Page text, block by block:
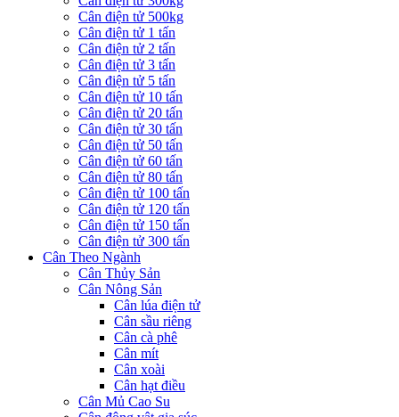
Cân điện tử 500kg
Cân điện tử 1 tấn
Cân điện tử 2 tấn
Cân điện tử 3 tấn
Cân điện tử 5 tấn
Cân điện tử 10 tấn
Cân điện tử 20 tấn
Cân điện tử 30 tấn
Cân điện tử 50 tấn
Cân điện tử 60 tấn
Cân điện tử 80 tấn
Cân điện tử 100 tấn
Cân điện tử 120 tấn
Cân điện tử 150 tấn
Cân điện tử 300 tấn
Cân Theo Ngành
Cân Thủy Sản
Cân Nông Sản
Cân lúa điện tử
Cân sầu riêng
Cân cà phê
Cân mít
Cân xoài
Cân hạt điều
Cân Mủ Cao Su